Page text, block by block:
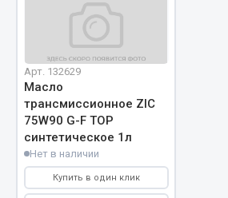
Коробка передач
Рулевое управление
Тормозная система
Показать ещё
Весь раздел
Арт. 132629
Масло
трансмиссионное ZIC
75W90 G-F TOP
синтетическое 1л
Нет в наличии
Купить в один клик